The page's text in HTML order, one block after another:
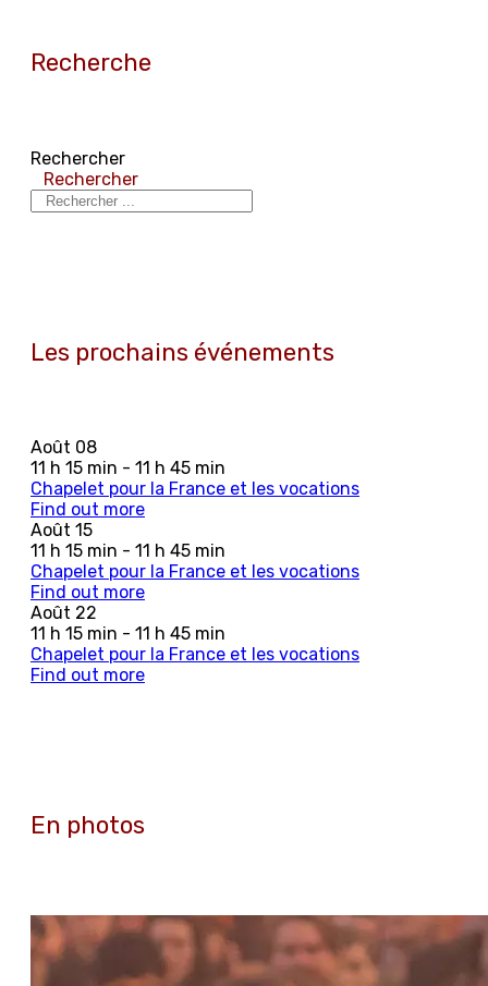
Recherche
Rechercher
Rechercher
Les prochains événements
Août 08
11 h 15 min - 11 h 45 min
Chapelet pour la France et les vocations
Find out more
Août 15
11 h 15 min - 11 h 45 min
Chapelet pour la France et les vocations
Find out more
Août 22
11 h 15 min - 11 h 45 min
Chapelet pour la France et les vocations
Find out more
En photos